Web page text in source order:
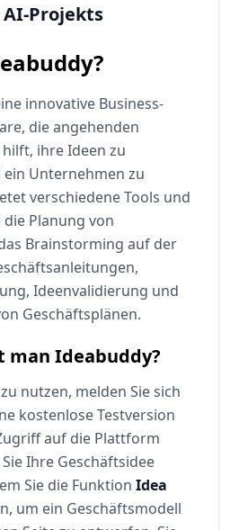
Projekts
innovative Business-
die angehenden
ihre Ideen zu
Unternehmen zu
verschiedene Tools und
Planung von
Brainstorming auf der
Ideenvalidierung und
Geschäftsplänen.
man Ideabuddy?
nutzen, melden Sie sich
kostenlose Testversion
auf die Plattform
Ihre Geschäftsidee
Sie die Funktion Idea
um ein Geschäftsmodell